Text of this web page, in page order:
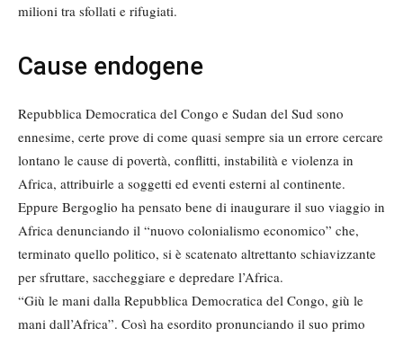
milioni tra sfollati e rifugiati.
Cause endogene
Repubblica Democratica del Congo e Sudan del Sud sono
ennesime, certe prove di come quasi sempre sia un errore cercare
lontano le cause di povertà, conflitti, instabilità e violenza in
Africa, attribuirle a soggetti ed eventi esterni al continente.
Eppure Bergoglio ha pensato bene di inaugurare il suo viaggio in
Africa denunciando il “nuovo colonialismo economico” che,
terminato quello politico, si è scatenato altrettanto schiavizzante
per sfruttare, saccheggiare e depredare l’Africa.
“Giù le mani dalla Repubblica Democratica del Congo, giù le
mani dall’Africa”. Così ha esordito pronunciando il suo primo